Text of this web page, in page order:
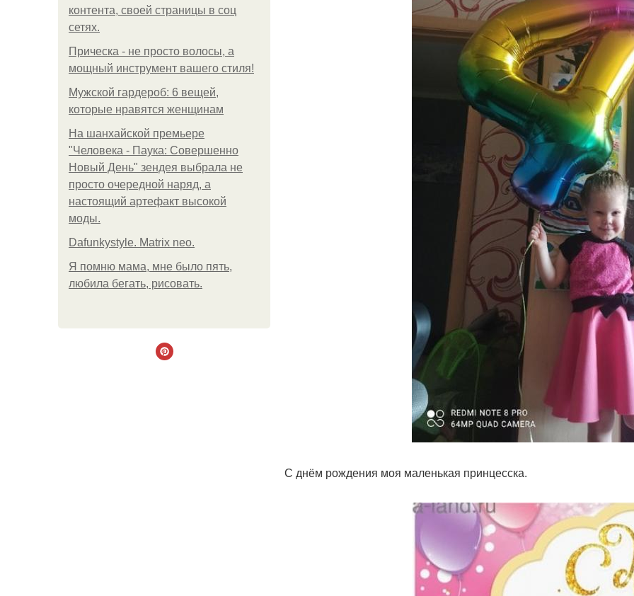
контента, своей страницы в соц
сетях.
Прическа - не просто волосы, а
мощный инструмент вашего стиля!
Мужской гардероб: 6 вещей,
которые нравятся женщинам
На шанхайской премьере
"Человека - Паука: Совершенно
Новый День" зендея выбрала не
просто очередной наряд, а
настоящий артефакт высокой
моды.
Dafunkystyle. Matrix neo.
Я помню мама, мне было пять,
любила бегать, рисовать.
С днём рождения моя маленькая принцесска.